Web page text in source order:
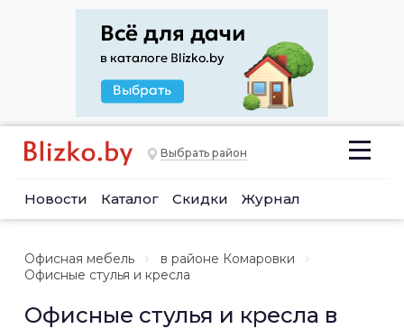
Выбрать район
Новости Каталог Скидки Журнал
Офисная мебель
в районе Комаровки
Офисные стулья и кресла
Офисные стулья и кресла в